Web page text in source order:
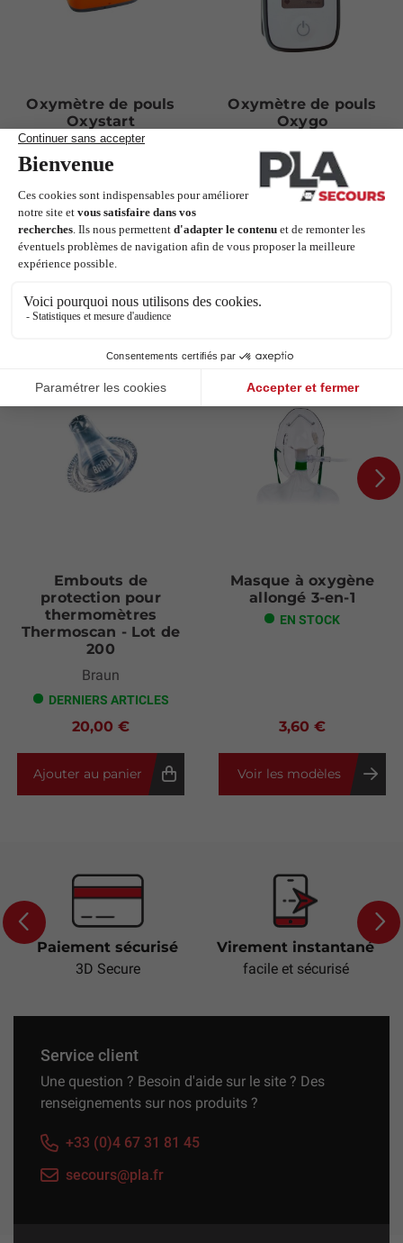
Oxymètre de pouls
Oxystart
Holtex
EN STOCK
33,90 €
Ajouter au panier
Oxymètre de pouls
Oxygo
Holtex
EN STOCK
59,00 €
Ajouter au panier
Les clients qui ont acheté ce produit
ont également acheté :
Embouts de
protection pour
thermomètres
Thermoscan - Lot de
200
Braun
DERNIERS ARTICLES
20,00 €
Ajouter au panier
Masque à oxygène
allongé 3-en-1
EN STOCK
3,60 €
Voir les modèles
Previous
Paiement sécurisé
3D Secure
Virement instantané
facile et sécurisé
Service client
Une question ? Besoin d'aide sur le site ? Des
renseignements sur nos produits ?
+33 (0)4 67 31 81 45
secours@pla.fr